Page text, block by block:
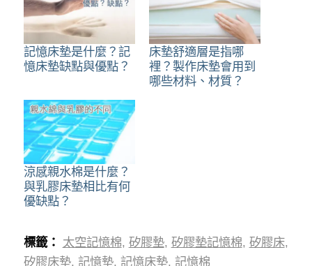
記憶床墊是什麼？記
憶床墊缺點與優點？
床墊舒適層是指哪
裡？製作床墊會用到
哪些材料、材質？
涼感親水棉是什麼？
與乳膠床墊相比有何
優缺點？
標籤： 太空記憶棉, 矽膠墊, 矽膠墊記憶棉, 矽膠床,
矽膠床墊, 記憶墊, 記憶床墊, 記憶棉